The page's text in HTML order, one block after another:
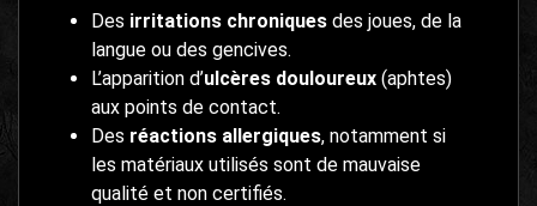
Des irritations chroniques des joues, de la
langue ou des gencives.
L’apparition d’ulcères douloureux (aphtes)
aux points de contact.
Des réactions allergiques, notamment si
les matériaux utilisés sont de mauvaise
qualité et non certifiés.